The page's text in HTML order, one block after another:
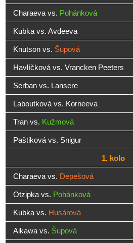
Charaeva vs. Pohánková
Kubka vs. Avdeeva
Knutson vs. Šupová
Havlíčková vs. Vrancken Peeters
Serban vs. Lansere
Laboutková vs. Korneeva
Tran vs. Kužmová
Paštiková vs. Snigur
1. kolo
Charaeva vs. Depešová
Otzipka vs. Pohánková
Kubka vs. Husárová
Aikawa vs. Šupová